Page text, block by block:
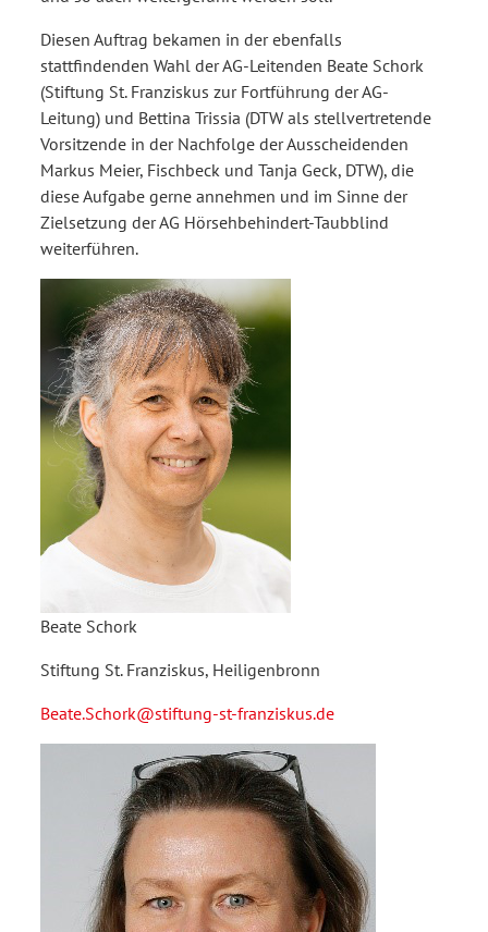
Diesen Auftrag bekamen in der ebenfalls
stattfindenden Wahl der AG-Leitenden Beate Schork
(Stiftung St. Franziskus zur Fortführung der AG-
Leitung) und Bettina Trissia (DTW als stellvertretende
Vorsitzende in der Nachfolge der Ausscheidenden
Markus Meier, Fischbeck und Tanja Geck, DTW), die
diese Aufgabe gerne annehmen und im Sinne der
Zielsetzung der AG Hörsehbehindert-Taubblind
weiterführen.
Beate Schork
Stiftung St. Franziskus, Heiligenbronn
Beate.Schork@stiftung-st-franziskus.de